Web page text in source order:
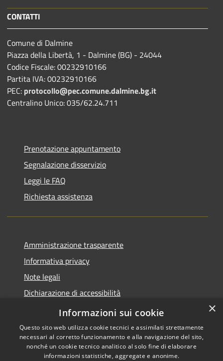
CONTATTI
Comune di Dalmine
Piazza della Libertà, 1 - Dalmine (BG) - 24044
Codice Fiscale: 00232910166
Partita IVA: 00232910166
PEC: protocollo@pec.comune.dalmine.bg.it
Centralino Unico: 035/62.24.711
Prenotazione appuntamento
Segnalazione disservizio
Leggi le FAQ
Richiesta assistenza
Amministrazione trasparente
Informativa privacy
Note legali
Dichiarazione di accessibilità
Piano di miglioramento del sito
Copyright © 2026 • Comune di
×
Informazioni sui cookie
Questo sito web utilizza cookie tecnici e assimilati strettamente
necessari al corretto funzionamento e alla navigazione del sito,
nonché un cookie tecnico analitico al solo fine di elaborare
informazioni statistiche, aggregate e anonime.